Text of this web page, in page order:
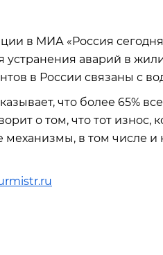
в МИА «Россия
устранения аварий в
в России связаны с
что более 65%
о том, что тот
в том числе и